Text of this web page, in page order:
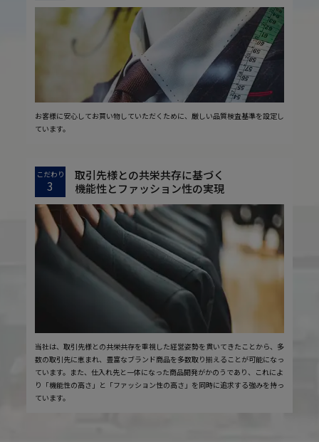
お客様に安心してお買い物していただくために、厳しい品質検査基準を設定し
ています。
こだわり
3
取引先様との共栄共存に基づく
機能性とファッション性の実現
当社は、取引先様との共栄共存を重視した経営姿勢を貫いてきたことから、多
数の取引先に恵まれ、豊富なブランド商品を多数取り揃えることが可能になっ
ています。また、仕入れ先と一体になった商品開発がかのうであり、これによ
り「機能性の高さ」と「ファッション性の高さ」を同時に追求する強みを持っ
ています。